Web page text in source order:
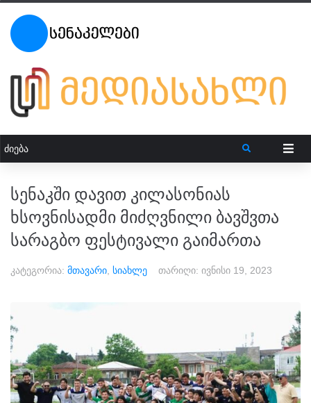
სენაკში დავით კილასონიას
ხსოვნისადმი მიძღვნილი ბავშვთა
სარაგბო ფესტივალი გაიმართა
კატეგორია: მთავარი სიახლე თარიღი: ივნისი 19, 2023